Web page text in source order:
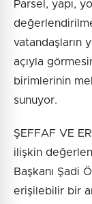
Parsel, yapı,
vatandaşların
açıyla
birimlerinin
sunuyor.
ŞEFFAF VE
ilişkin
Başkanı Şadi
erişilebilir bir